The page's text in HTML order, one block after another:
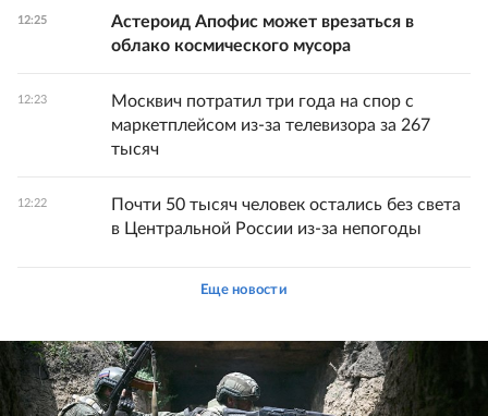
12:25
Астероид Апофис может врезаться в
облако космического мусора
12:23
Москвич потратил три года на спор с
маркетплейсом из-за телевизора за 267
тысяч
12:22
Почти 50 тысяч человек остались без света
в Центральной России из-за непогоды
Еще новости